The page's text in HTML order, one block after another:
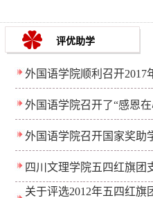
评优助学
外国语学院顺利召开
外国语学院召开了“感恩
外国语学院召开国家奖助
四川文理学院五四红旗团
关于评选2012年五四红